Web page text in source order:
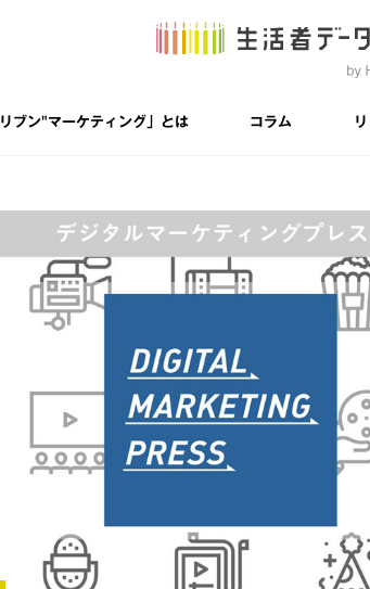
ブン"マーケティング」とは コラム